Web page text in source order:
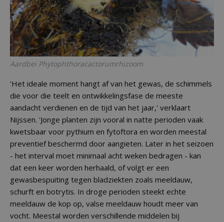
Aardbei Phytophthoracactorumrhizoom
'Het ideale moment hangt af van het gewas, de schimmels
die voor die teelt en ontwikkelingsfase de meeste
aandacht verdienen en de tijd van het jaar,' verklaart
Nijssen. 'Jonge planten zijn vooral in natte perioden vaak
kwetsbaar voor pythium en fytoftora en worden meestal
preventief beschermd door aangieten. Later in het seizoen
- het interval moet minimaal acht weken bedragen - kan
dat een keer worden herhaald, of volgt er een
gewasbespuiting tegen bladziekten zoals meeldauw,
schurft en botrytis. In droge perioden steekt echte
meeldauw de kop op, valse meeldauw houdt meer van
vocht. Meestal worden verschillende middelen bij